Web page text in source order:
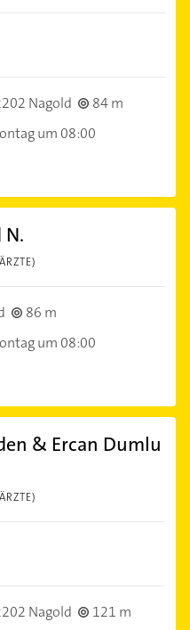
Nagold
84 m
um 08:00
N.
86 m
um 08:00
& Ercan Dumlu
Nagold 121 m